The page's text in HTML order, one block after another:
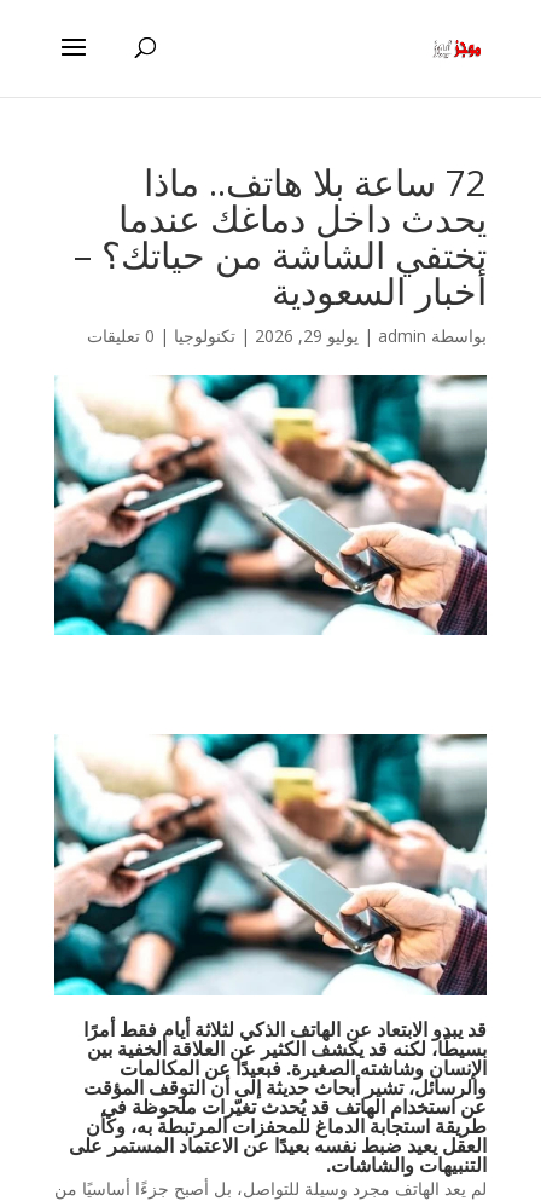
72 ساعة بلا هاتف.. ماذا
يحدث داخل دماغك عندما
تختفي الشاشة من حياتك؟ –
أخبار السعودية
بواسطة admin
| يوليو 29, 2026 | تكنولوجيا | 0 تعليقات
قد يبدو الابتعاد عن الهاتف الذكي لثلاثة أيام فقط أمرًا
بسيطًا، لكنه قد يكشف الكثير عن العلاقة الخفية بين
الإنسان وشاشته الصغيرة. فبعيدًا عن المكالمات
والرسائل، تشير أبحاث حديثة إلى أن التوقف المؤقت
عن استخدام الهاتف قد يُحدث تغيّرات ملحوظة في
طريقة استجابة الدماغ للمحفزات المرتبطة به، وكأن
العقل يعيد ضبط نفسه بعيدًا عن الاعتماد المستمر على
التنبيهات والشاشات.
لم يعد الهاتف مجرد وسيلة للتواصل، بل أصبح جزءًا أساسيًا من